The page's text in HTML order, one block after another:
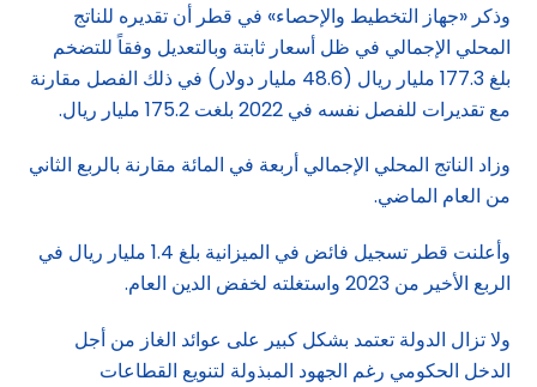
وذكر «جهاز التخطيط والإحصاء» في قطر أن تقديره للناتج
المحلي الإجمالي في ظل أسعار ثابتة وبالتعديل وفقاً للتضخم
بلغ 177.3 مليار ريال (48.6 مليار دولار) في ذلك الفصل مقارنة
مع تقديرات للفصل نفسه في 2022 بلغت 175.2 مليار ريال.
وزاد الناتج المحلي الإجمالي أربعة في المائة مقارنة بالربع الثاني
من العام الماضي.
وأعلنت قطر تسجيل فائض في الميزانية بلغ 1.4 مليار ريال في
الربع الأخير من 2023 واستغلته لخفض الدين العام.
ولا تزال الدولة تعتمد بشكل كبير على عوائد الغاز من أجل
الدخل الحكومي رغم الجهود المبذولة لتنويع القطاعات